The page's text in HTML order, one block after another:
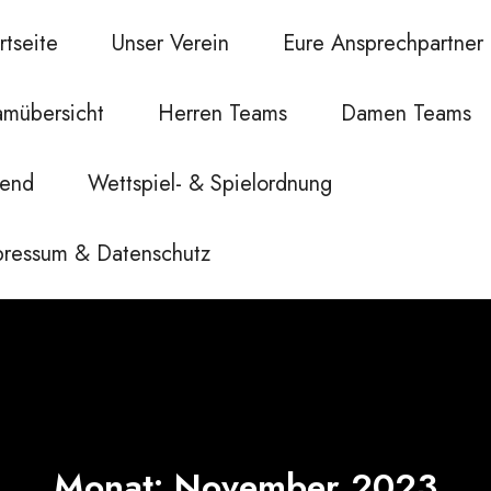
Unser Verein Eure Ansprechpartner
Herren Teams Damen Teams
Wettspiel- & Spielordnung
& Datenschutz